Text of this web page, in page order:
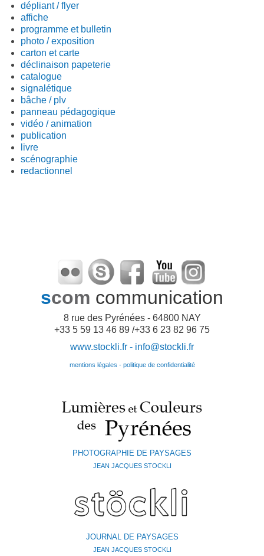
dépliant / flyer
affiche
programme et bulletin
photo / exposition
carton et carte
déclinaison papeterie
catalogue
signalétique
bâche / plv
panneau pédagogique
vidéo / animation
publication
livre
scénographie
redactionnel
scom communication
8 rue des Pyrénées - 64800 NAY
+33 5 59 13 46 89 /+33 6 23 82 96 75
www.stockli.fr - info@stockli.fr
mentions légales - politique de confidentialité
PHOTOGRAPHIE DE PAYSAGES
JEAN JACQUES STOCKLI
JOURNAL DE PAYSAGES
JEAN JACQUES STOCKLI